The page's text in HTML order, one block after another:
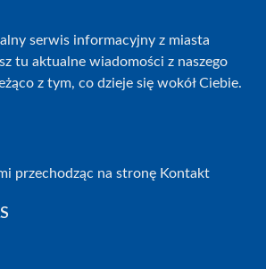
serwis informacyjny z miasta
tu aktualne wiadomości z naszego
z tym, co dzieje się wokół Ciebie.
przechodząc na stronę Kontakt